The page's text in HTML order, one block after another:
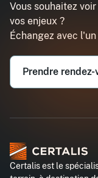
Entreprise*
Téléphone
Vous souhaitez
vos enjeux ?
Échangez avec
Prendre rendez-
Certalis est le